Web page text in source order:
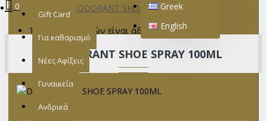
Greek
English
0
Το καλάθι αγορών είναι άδειο!
Gift Card
Για καθαρισμό
Νέες Αφίξεις
Γυναικεία
Ανδρικά
DEODORANT SHOE SPRAY 100ML
DEODORANT SHOE SPRAY 100ML